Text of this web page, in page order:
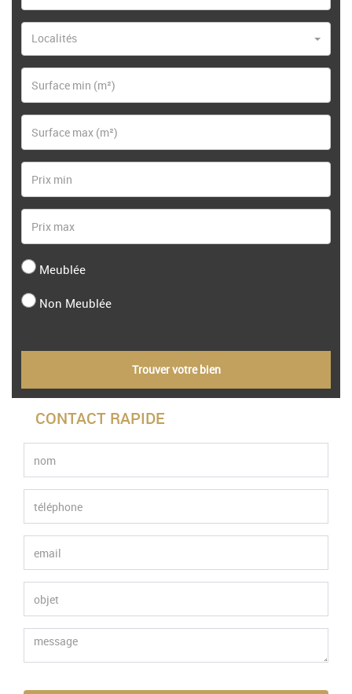
Localités
Meublée
Non Meublée
Trouver votre bien
CONTACT RAPIDE